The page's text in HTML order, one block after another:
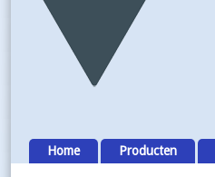
Home Producten